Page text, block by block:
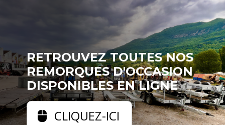
RETROUVEZ TOUTES NOS
REMORQUES D'OCCASION
DISPONIBLES EN LIGNE
CLIQUEZ-ICI